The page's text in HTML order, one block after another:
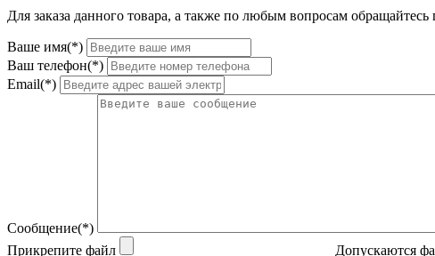
Для заказа данного товара, а также по любым вопросам
Ваше имя(*)
Ваш телефон(*)
Email(*)
Сообщение(*)
Прикрепите файл
Допускаются